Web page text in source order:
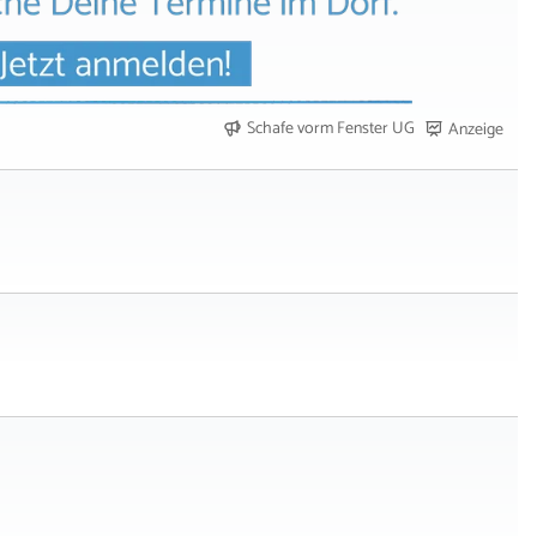
Schafe vorm Fenster UG Anzeige